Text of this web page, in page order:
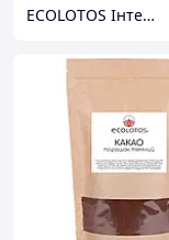
ECOLOTOS Інтернет-магазин натуральних продуктів харчування